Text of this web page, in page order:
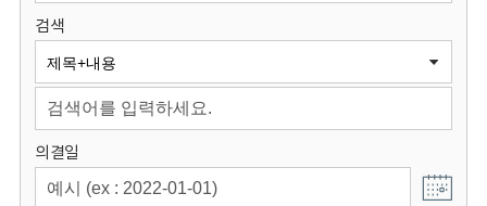
원
회
검색
의결일